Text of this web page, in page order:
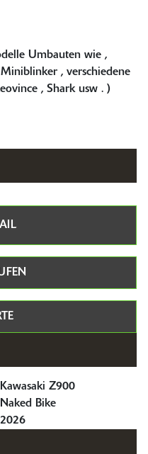
Umbauten wie ,
, verschiedene
, Shark usw . )
Kawasaki Z900
Naked Bike
2026